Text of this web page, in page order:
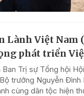
Lành Việt Nam
phát triển
Trị sự Tổng hội
trưởng Nguyễn Đình
cùng dân tộc hiện